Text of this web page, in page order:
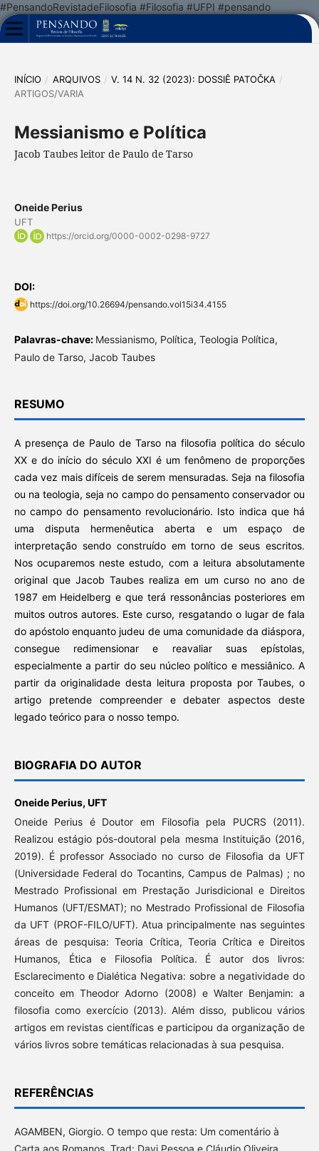
#PensandoRevistadeFilosofia #Filosofia #UFPI #pensando
INÍCIO / ARQUIVOS / V. 14 N. 32 (2023): DOSSIÊ PATOČKA /
ARTIGOS/VARIA
Messianismo e Política
Jacob Taubes leitor de Paulo de Tarso
Oneide Perius
UFT
https://orcid.org/0000-0002-0298-9727
DOI:
https://doi.org/10.26694/pensando.vol15i34.4155
Palavras-chave: Messianismo, Política, Teologia Política,
Paulo de Tarso, Jacob Taubes
RESUMO
A presença de Paulo de Tarso na filosofia política do século
XX e do início do século XXI é um fenômeno de proporções
cada vez mais difíceis de serem mensuradas. Seja na filosofia
ou na teologia, seja no campo do pensamento conservador ou
no campo do pensamento revolucionário. Isto indica que há
uma disputa hermenêutica aberta e um espaço de
interpretação sendo construído em torno de seus escritos.
Nos ocuparemos neste estudo, com a leitura absolutamente
original que Jacob Taubes realiza em um curso no ano de
1987 em Heidelberg e que terá ressonâncias posteriores em
muitos outros autores. Este curso, resgatando o lugar de fala
do apóstolo enquanto judeu de uma comunidade da diáspora,
consegue redimensionar e reavaliar suas epístolas,
especialmente a partir do seu núcleo político e messiânico. A
partir da originalidade desta leitura proposta por Taubes, o
artigo pretende compreender e debater aspectos deste
legado teórico para o nosso tempo.
BIOGRAFIA DO AUTOR
Oneide Perius, UFT
Oneide Perius é Doutor em Filosofia pela PUCRS (2011).
Realizou estágio pós-doutoral pela mesma Instituição (2016,
2019). É professor Associado no curso de Filosofia da UFT
(Universidade Federal do Tocantins, Campus de Palmas) ; no
Mestrado Profissional em Prestação Jurisdicional e Direitos
Humanos (UFT/ESMAT); no Mestrado Profissional de Filosofia
da UFT (PROF-FILO/UFT). Atua principalmente nas seguintes
áreas de pesquisa: Teoria Crítica, Teoria Crítica e Direitos
Humanos, Ética e Filosofia Política. É autor dos livros:
Esclarecimento e Dialética Negativa: sobre a negatividade do
conceito em Theodor Adorno (2008) e Walter Benjamin: a
filosofia como exercício (2013). Além disso, publicou vários
artigos em revistas científicas e participou da organização de
vários livros sobre temáticas relacionadas à sua pesquisa.
REFERÊNCIAS
AGAMBEN, Giorgio. O tempo que resta: Um comentário à